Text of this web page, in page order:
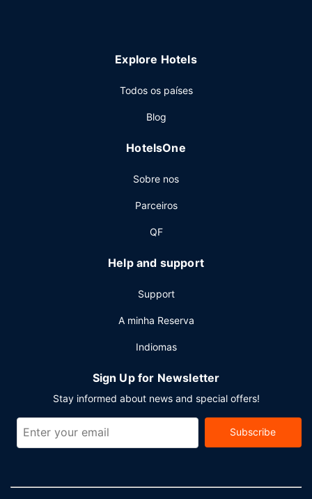
entre as 06:00 e as 09:00.
fios grátis, um business center aberto 24 horas e registo
Explore Hotels
Todos os países
Blog
HotelsOne
Sobre nos
Parceiros
QF
Help and support
Support
A minha Reserva
Indiomas
Sign Up for Newsletter
Stay informed about news and special offers!
Subscribe